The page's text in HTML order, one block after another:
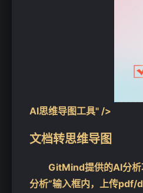
AI思维导图工具" />
文档转思维导图
GitMind提供的AI分析
分析”输入框内，上传pdf/